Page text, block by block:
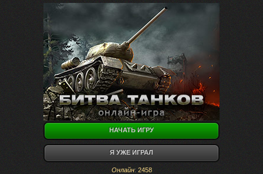
НАЧАТЬ ИГРУ
Я УЖЕ ИГРАЛ
Онлайн: 2458